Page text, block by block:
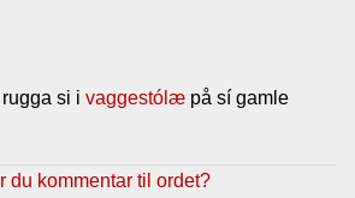
si i vaggestólæ på sí gamle
du kommentar til ordet?